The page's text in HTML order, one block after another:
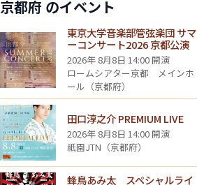
京都府 のイベント
東京大学音楽部管弦楽団 サマ
ーコンサート2026 京都公演
2026年 8月8日 14:00 開演
ロームシアター京都 メインホ
ール（京都府）
田口淳之介 PREMIUM LIVE
2026年 8月8日 14:00 開演
祇園JTN（京都府）
蜂鳥あみ太 スペシャルライ